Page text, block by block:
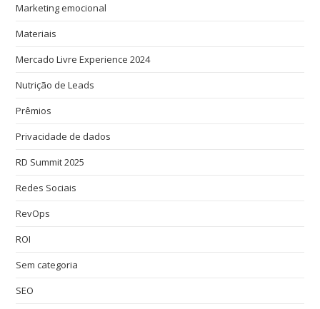
Marketing emocional
Materiais
Mercado Livre Experience 2024
Nutrição de Leads
Prêmios
Privacidade de dados
RD Summit 2025
Redes Sociais
RevOps
ROI
Sem categoria
SEO